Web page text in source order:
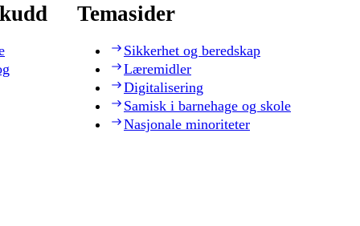
Temasider
Sikkerhet og beredskap
Læremidler
Digitalisering
Samisk i barnehage og skole
Nasjonale minoriteter